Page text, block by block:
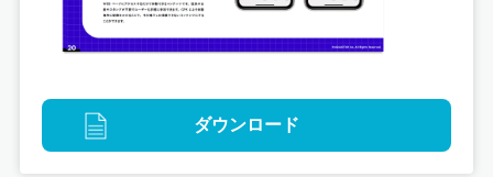
ダウンロード